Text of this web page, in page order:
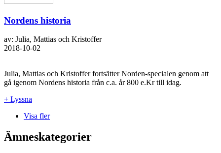
Nordens historia
av: Julia, Mattias och Kristoffer
2018-10-02
Julia, Mattias och Kristoffer fortsätter Norden-specialen genom att
gå igenom Nordens historia från c.a. år 800 e.Kr till idag.
+ Lyssna
Visa fler
Ämneskategorier